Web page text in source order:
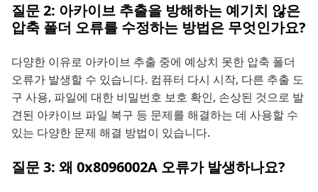
질문 2: 아카이브 추출을 방해하는 예기치 않은
압축 폴더 오류를 수정하는 방법은 무엇인가요?
다양한 이유로 아카이브 추출 중에 예상치 못한 압축 폴더
오류가 발생할 수 있습니다. 컴퓨터 다시 시작, 다른 추출 도
구 사용, 파일에 대한 비밀번호 보호 확인, 손상된 것으로 발
견된 아카이브 파일 복구 등 문제를 해결하는 데 사용할 수
있는 다양한 문제 해결 방법이 있습니다.
질문 3: 왜 0x8096002A 오류가 발생하나요?